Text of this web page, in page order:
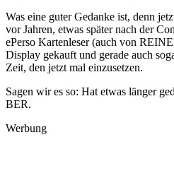
Was eine guter Gedanke ist, denn
vor Jahren, etwas später nach der
ePerso Kartenleser (auch von
Display gekauft und gerade auch
Zeit, den jetzt mal einzusetzen.
Sagen wir es so: Hat etwas länger
BER.
Werbung